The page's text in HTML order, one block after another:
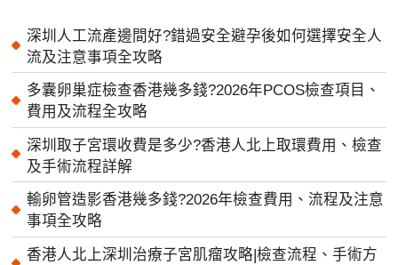
深圳人工流產邊間好?錯過安全避孕後如何選擇安全人
流及注意事項全攻略
多囊卵巢症檢查香港幾多錢?2026年PCOS檢查項目、
費用及流程全攻略
深圳取子宮環收費是多少?香港人北上取環費用、檢查
及手術流程詳解
輸卵管造影香港幾多錢?2026年檢查費用、流程及注意
事項全攻略
香港人北上深圳治療子宮肌瘤攻略|檢查流程、手術方